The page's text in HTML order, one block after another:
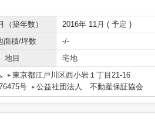
（築年数）
2016年 11月 ( 予定 )
面積/坪数
-/-
地目 宅地
東京都江戸川区西小岩１丁目21-16
号 公益社団法人 不動産保証協会